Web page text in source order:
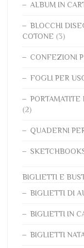
ALBUM IN
BLOCCHI
COTONE (3)
CONFEZIONI
FOGLI PER
PORTAMATITE
(2)
QUADERNI
BIGLIETTI E
BIGLIETTI DI
BIGLIETTI IN
BIGLIETTI